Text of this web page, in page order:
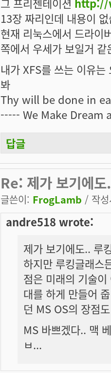
13장 짜리인데 내용이
현재 리눅스에서 드라이
쪽에서 우세가 보일거 같
내가 XFS를 쓰는 이유
봐
Thy will be done in
----- We Make Dream
답글
Re: 제가 보기에
글쓴이: FrogLamb / 작
andre518 wrote:
제가 보기에도.. 루
하지만 루킹글래스
점은 미래의 기술
대를 하게 만들어
던 MS OS의 장점
MS 바쁘겠다.. 맥
ㅂ...